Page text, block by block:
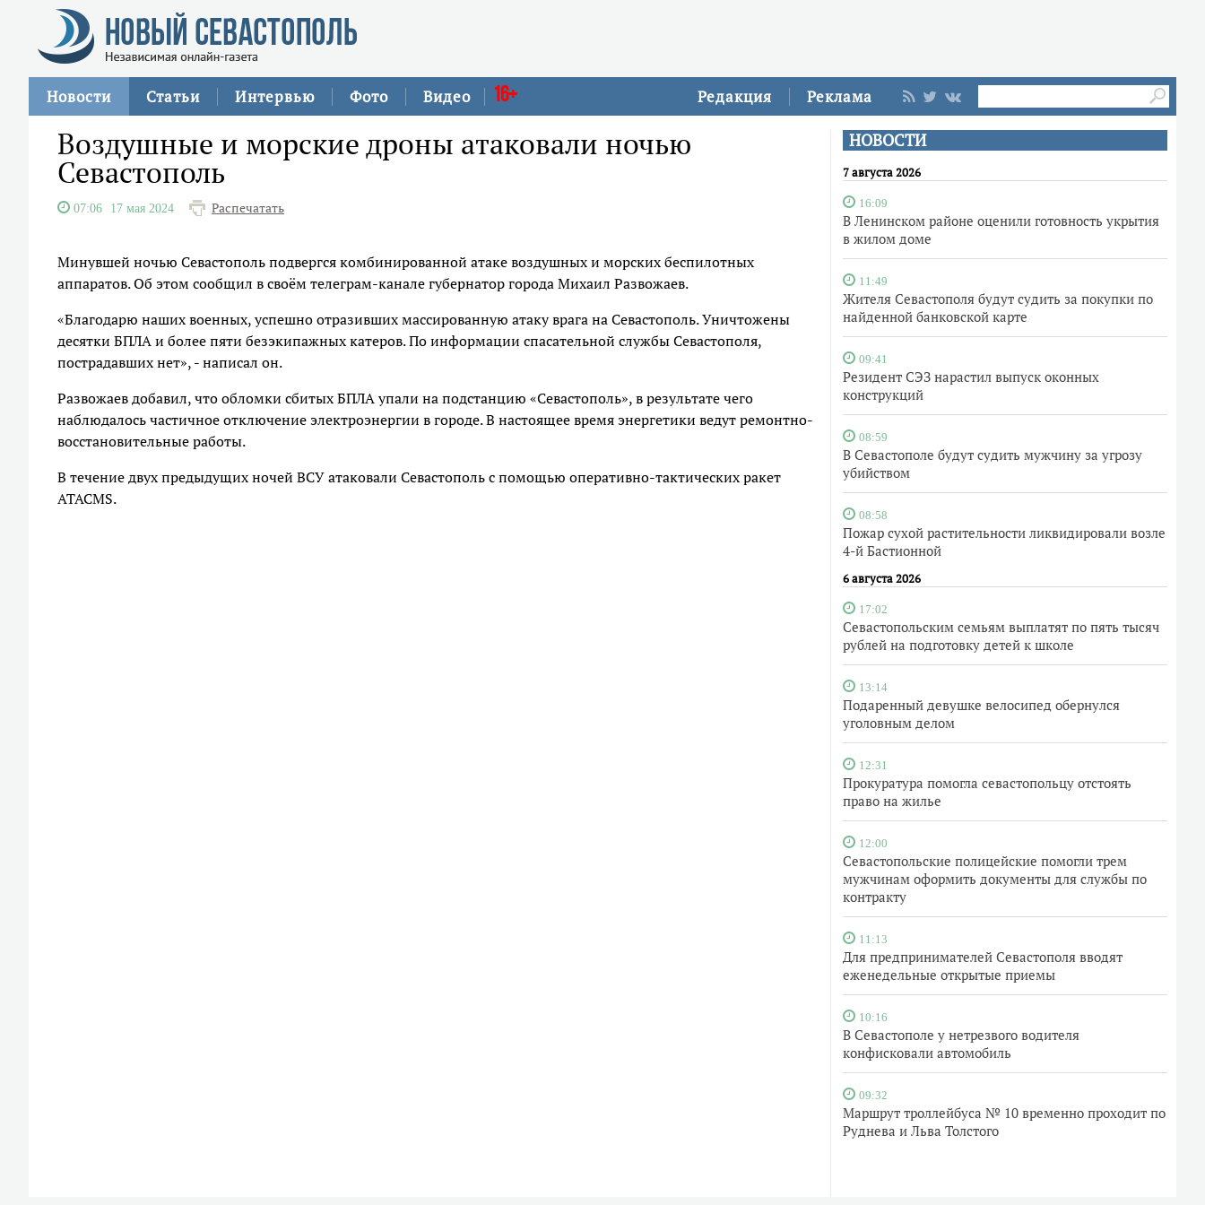
Редакция Реклама
Новости Статьи Интервью Фото Видео 16+
НОВОСТИ
7 августа 2026
16:09
В Ленинском районе оценили готовность укрытия
в жилом доме
11:49
Жителя Севастополя будут судить за покупки по
найденной банковской карте
09:41
Резидент СЭЗ нарастил выпуск оконных
конструкций
08:59
В Севастополе будут судить мужчину за угрозу
убийством
08:58
Пожар сухой растительности ликвидировали возле
4-й Бастионной
6 августа 2026
17:02
Севастопольским семьям выплатят по пять тысяч
рублей на подготовку детей к школе
13:14
Подаренный девушке велосипед обернулся
уголовным делом
12:31
Прокуратура помогла севастопольцу отстоять
право на жилье
12:00
Севастопольские полицейские помогли трем
мужчинам оформить документы для службы по
контракту
11:13
Для предпринимателей Севастополя вводят
еженедельные открытые приемы
10:16
В Севастополе у нетрезвого водителя
конфисковали автомобиль
09:32
Маршрут троллейбуса № 10 временно проходит по
Руднева и Льва Толстого
Воздушные и морские дроны атаковали ночью
Севастополь
07:06 17 мая 2024 Распечатать
Минувшей ночью Севастополь подвергся комбинированной атаке воздушных и морских беспилотных
аппаратов. Об этом сообщил в своём телеграм-канале губернатор города Михаил Развожаев.
«Благодарю наших военных, успешно отразивших массированную атаку врага на Севастополь. Уничтожены
десятки БПЛА и более пяти безэкипажных катеров. По информации спасательной службы Севастополя,
пострадавших нет», - написал он.
Развожаев добавил, что обломки сбитых БПЛА упали на подстанцию «Севастополь», в результате чего
наблюдалось частичное отключение электроэнергии в городе. В настоящее время энергетики ведут ремонтно-
восстановительные работы.
В течение двух предыдущих ночей ВСУ атаковали Севастополь с помощью оперативно-тактических ракет
ATACMS.